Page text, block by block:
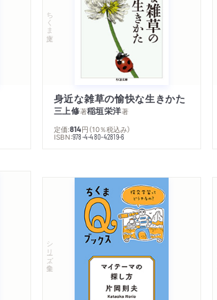
ちくま文庫
身近な雑草の愉快な生きかた
三上修著稲垣栄洋著
定価:814円 （10％税込み）
ISBN:978-4-480-42819-6
シリーズ・全集